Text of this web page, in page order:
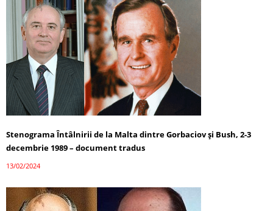
Stenograma Întâlnirii de la Malta dintre Gorbaciov și Bush, 2-3
decembrie 1989 – document tradus
13/02/2024